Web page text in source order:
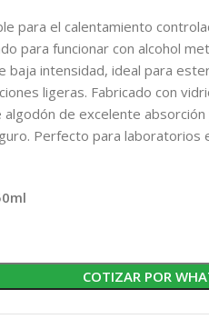
para el calentamiento
para funcionar con alcohol
baja intensidad, ideal para
ligeras. Fabricado con
algodón de excelente
Perfecto para laboratorios
COTIZAR POR